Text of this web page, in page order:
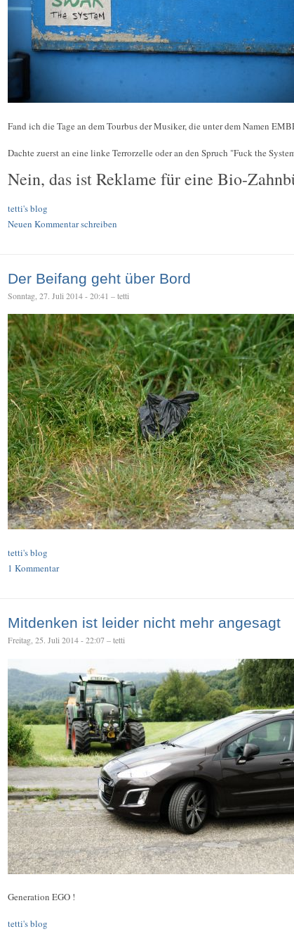
Fand ich die Tage an dem Tourbus der Musiker, die unter dem Namen
Dachte zuerst an eine linke Terrorzelle oder an den Spruch "Fuck the
Nein, das ist Reklame für eine Bio-
tetti's blog
Neuen Kommentar schreiben
Der Beifang geht über Bord
Sonntag, 27. Juli 2014 - 20:41 – tetti
tetti's blog
1 Kommentar
Mitdenken ist leider nicht mehr angesagt
Freitag, 25. Juli 2014 - 22:07 – tetti
Generation EGO !
tetti's blog